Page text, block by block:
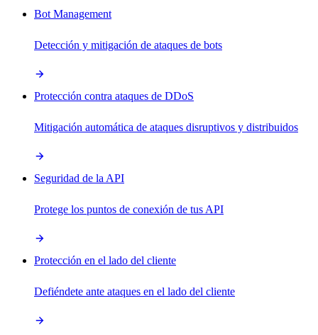
Bot Management
Detección y mitigación de ataques de bots
Protección contra ataques de DDoS
Mitigación automática de ataques disruptivos y distribuidos
Seguridad de la API
Protege los puntos de conexión de tus API
Protección en el lado del cliente
Defiéndete ante ataques en el lado del cliente